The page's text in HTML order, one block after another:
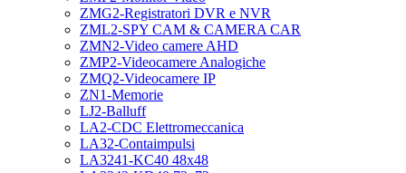
ZMG2-Registratori DVR e NVR
ZML2-SPY CAM & CAMERA CAR
ZMN2-Video camere AHD
ZMP2-Videocamere Analogiche
ZMQ2-Videocamere IP
ZN1-Memorie
LJ2-Balluff
LA2-CDC Elettromeccanica
LA32-Contaimpulsi
LA3241-KC40 48x48